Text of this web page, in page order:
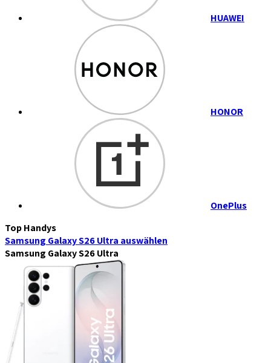
HUAWEI
HONOR
OnePlus
Top Handys
Samsung Galaxy S26 Ultra auswählen
Samsung Galaxy S26 Ultra